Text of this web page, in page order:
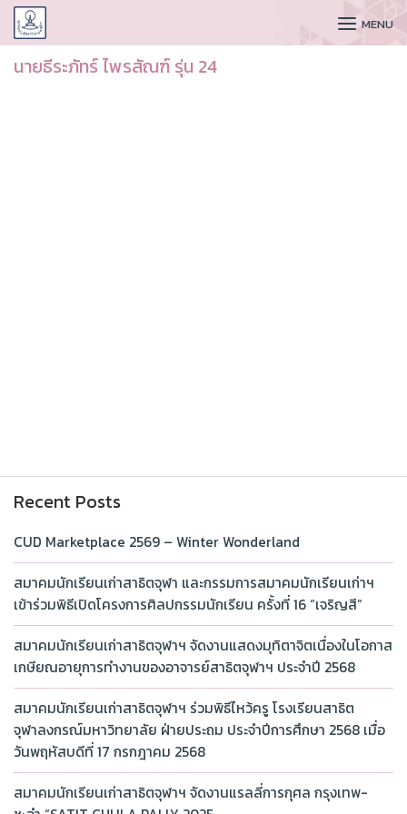
CUDAA MENU
นายธีระภัทร์ ไพรสัณฑ์ รุ่น 24
Recent Posts
CUD Marketplace 2569 – Winter Wonderland
สมาคมนักเรียนเก่าสาธิตจุฬา และกรรมการสมาคมนักเรียนเก่าฯ
เข้าร่วมพิธีเปิดโครงการศิลปกรรมนักเรียน ครั้งที่ 16 “เจริญสี”
สมาคมนักเรียนเก่าสาธิตจุฬาฯ จัดงานแสดงมุทิตาจิตเนื่องในโอกาส
เกษียณอายุการทำงานของอาจารย์สาธิตจุฬาฯ ประจำปี 2568
สมาคมนักเรียนเก่าสาธิตจุฬาฯ ร่วมพิธีไหว้ครู โรงเรียนสาธิต
จุฬาลงกรณ์มหาวิทยาลัย ฝ่ายประถม ประจำปีการศึกษา 2568 เมื่อ
วันพฤหัสบดีที่ 17 กรกฎาคม 2568
สมาคมนักเรียนเก่าสาธิตจุฬาฯ จัดงานแรลลี่การกุศล กรุงเทพ-